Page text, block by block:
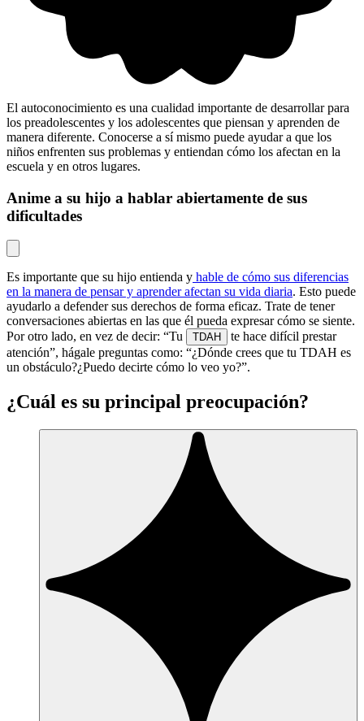
El autoconocimiento es una cualidad importante de desarrollar para
los preadolescentes y los adolescentes que piensan y aprenden de
manera diferente. Conocerse a sí mismo puede ayudar a que los
niños enfrenten sus problemas y entiendan cómo los afectan en la
escuela y en otros lugares.
Anime a su hijo a hablar abiertamente de sus
dificultades
Es importante que su hijo entienda y hable de cómo sus diferencias
en la manera de pensar y aprender afectan su vida diaria. Esto puede
ayudarlo a defender sus derechos de forma eficaz. Trate de tener
conversaciones abiertas en las que él pueda expresar cómo se siente.
Por otro lado, en vez de decir: “Tu
TDAH
te hace difícil prestar
atención”, hágale preguntas como: “¿Dónde crees que tu TDAH es
un obstáculo?¿Puedo decirte cómo lo veo yo?”.
¿Cuál es su principal preocupación?